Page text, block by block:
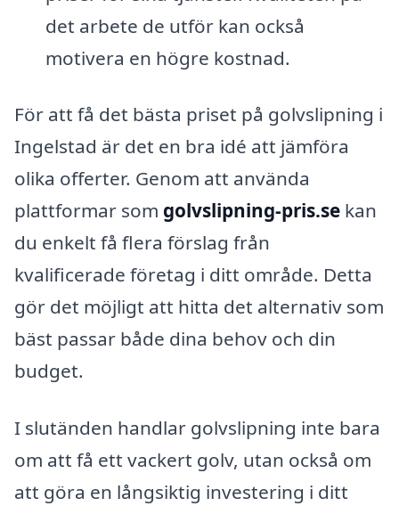
det arbete de utför kan också
motivera en högre kostnad.
För att få det bästa priset på golvslipning i
Ingelstad är det en bra idé att jämföra
olika offerter. Genom att använda
plattformar som golvslipning-pris.se kan
du enkelt få flera förslag från
kvalificerade företag i ditt område. Detta
gör det möjligt att hitta det alternativ som
bäst passar både dina behov och din
budget.
I slutänden handlar golvslipning inte bara
om att få ett vackert golv, utan också om
att göra en långsiktig investering i ditt